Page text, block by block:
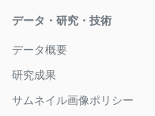
データ・研究・技術
データ概要
研究成果
サムネイル画像ポリシー